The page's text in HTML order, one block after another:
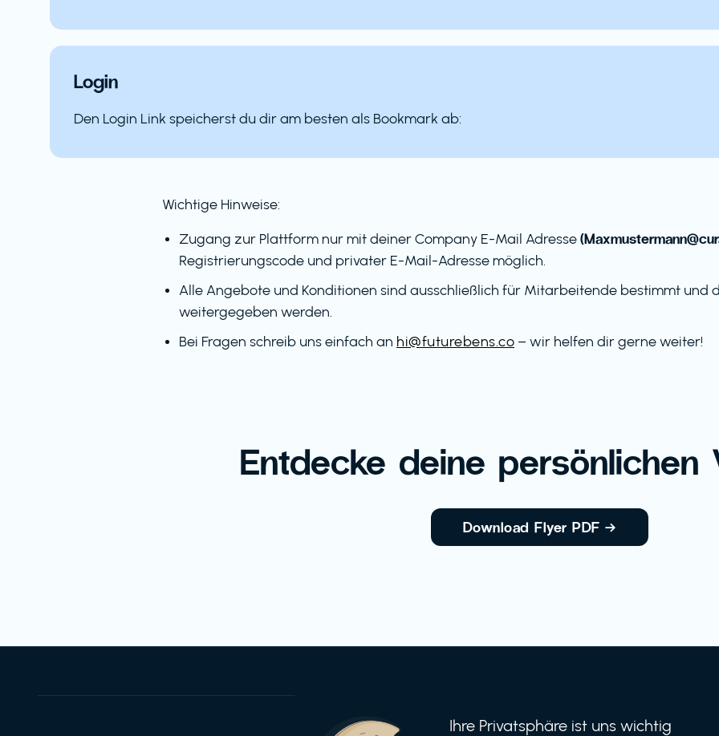
Login
Den Login Link speicherst du dir am besten als Bookmark ab:
Wichtige Hinweise:
Zugang zur Plattform nur mit deiner Company E-Mail Adresse
Registrierungscode und privater E-Mail-Adresse möglich.
Alle Angebote und Konditionen sind ausschließlich für Mitarbeitende bestimmt und
weitergegeben werden.
Bei Fragen schreib uns einfach an hi@futurebens.co – wir helfen dir gerne weiter!
Entdecke deine persönlichen
Download Flyer PDF →
Ihre Privatsphäre ist uns wichtig